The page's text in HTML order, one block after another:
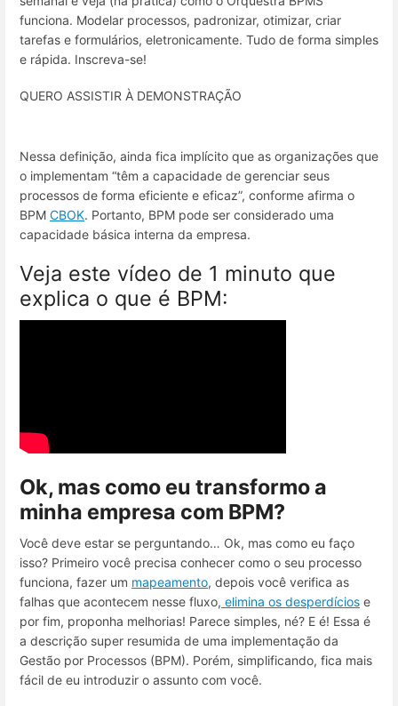
funciona. Modelar processos, padronizar, otimizar, criar
tarefas e formulários, eletronicamente. Tudo de forma simples
e rápida. Inscreva-se!
QUERO ASSISTIR À DEMONSTRAÇÃO
Nessa definição, ainda fica implícito que as organizações que
o implementam “têm a capacidade de gerenciar seus
processos de forma eficiente e eficaz”, conforme afirma o
BPM CBOK. Portanto, BPM pode ser considerado uma
capacidade básica interna da empresa.
Veja este vídeo de 1 minuto que
explica o que é BPM:
Ok, mas como eu transformo a
minha empresa com BPM?
Você deve estar se perguntando… Ok, mas como eu faço
isso? Primeiro você precisa conhecer como o seu processo
funciona, fazer um mapeamento, depois você verifica as
falhas que acontecem nesse fluxo, elimina os desperdícios e
por fim, proponha melhorias! Parece simples, né? E é! Essa é
a descrição super resumida de uma implementação da
Gestão por Processos (BPM). Porém, simplificando, fica mais
fácil de eu introduzir o assunto com você.